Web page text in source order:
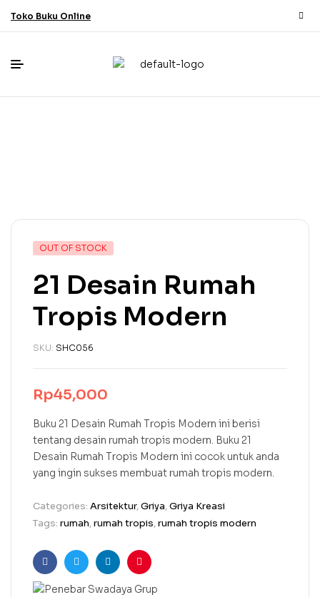
Toko Buku Online
OUT OF STOCK
21 Desain Rumah
Tropis Modern
SKU: SHC056
Rp45,000
Buku 21 Desain Rumah Tropis Modern ini berisi
tentang desain rumah tropis modern. Buku 21
Desain Rumah Tropis Modern ini cocok untuk anda
yang ingin sukses membuat rumah tropis modern.
Categories: Arsitektur,Griya,Griya Kreasi
Tags: rumah,rumah tropis,rumah tropis modern
FacebookTwitterLinkedinPinterest